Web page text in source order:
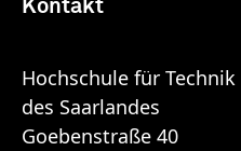
Kontakt
Hochschule für
des Saarlandes
Goebenstraße 40